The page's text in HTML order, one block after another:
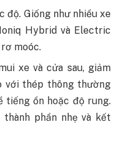
độ. Giống như nhiều xe
Hybrid và Electric
moóc.
xe và cửa sau, giảm
với thép thông thường
tiếng ồn hoặc độ rung.
phần nhẹ và kết